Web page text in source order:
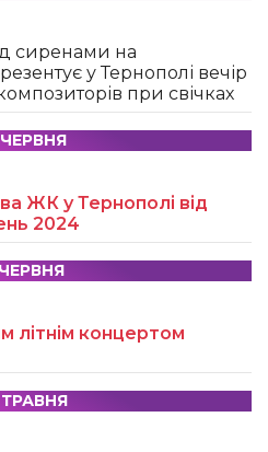
сиренами на
у Тернополі вечір
при свічках
ЧЕРВНЯ
ЖК у Тернополі від
2024
літнім концертом
ТРАВНЯ